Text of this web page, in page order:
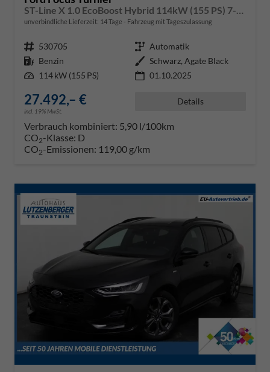
unverbindliche Lieferzeit: 14 Tage Fahrzeug mit Tageszulassung
Fahrzeugnr. 530705 Getriebe Automatik
Kraftstoff Benzin Außenfarbe Schwarz, Agate Black
Leistung 114 kW (155 PS) 01.10.2025
27.492,– €
incl. 19% MwSt.
Details
Verbrauch kombiniert: 5,90 l/100km
CO2-Klasse: D
CO2-Emissionen: 119,00 g/km